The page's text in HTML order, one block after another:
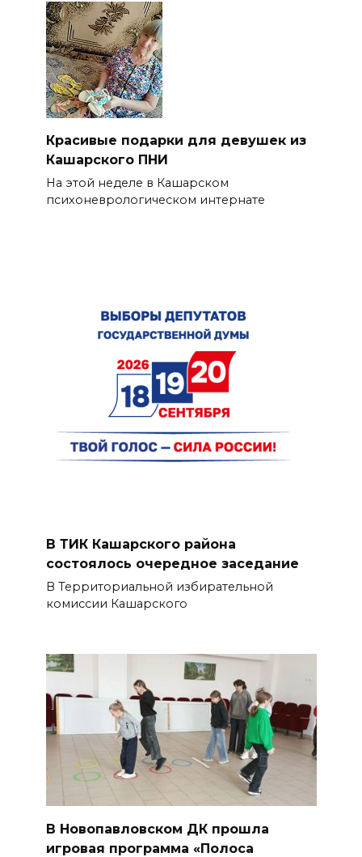
Красивые подарки для девушек из
Кашарского ПНИ
На этой неделе в Кашарском
психоневрологическом интернате
В ТИК Кашарского района
состоялось очередное заседание
В Территориальной избирательной
комиссии Кашарского
В Новопавловском ДК прошла
игровая программа «Полоса